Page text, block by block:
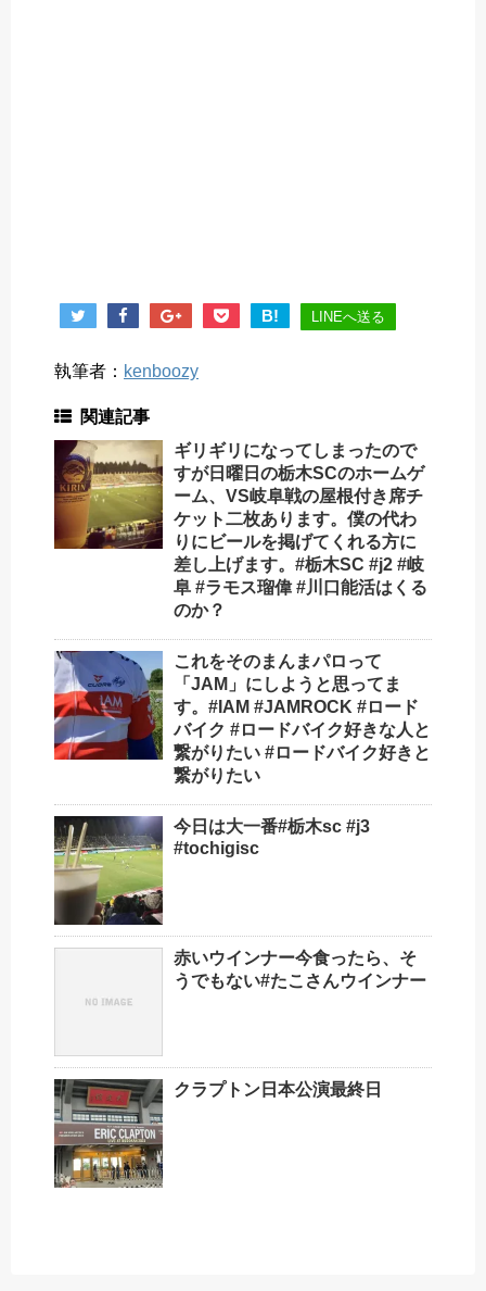
B! LINEへ送る
執筆者： kenboozy
関連記事
ギリギリになってしまったので
すが日曜日の栃木SCのホームゲ
ーム、VS岐阜戦の屋根付き席チ
ケット二枚あります。僕の代わ
りにビールを掲げてくれる方に
差し上げます。#栃木SC #j2 #岐
阜 #ラモス瑠偉 #川口能活はくる
のか？
これをそのまんまパロって
「JAM」にしようと思ってま
す。#IAM #JAMROCK #ロード
バイク #ロードバイク好きな人と
繋がりたい #ロードバイク好きと
繋がりたい
今日は大一番️#栃木sc #j3
#tochigisc
赤いウインナー今食ったら、そ
うでもない️#たこさんウインナー
クラプトン日本公演最終日